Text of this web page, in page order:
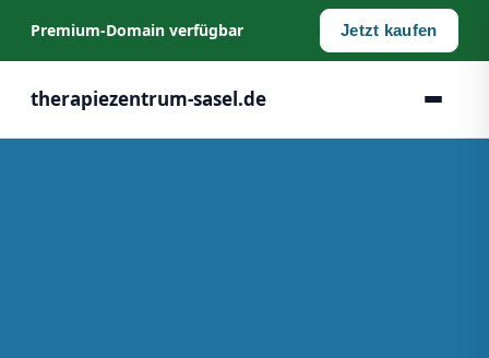
Premium‑Domain verfügbar Jetzt kaufen
therapiezentrum-sasel.de